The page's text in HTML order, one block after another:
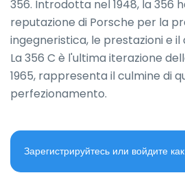
356. Introdotta nel 1948, la 356
reputazione di Porsche per la
ingegneristica, le prestazioni e il
La 356 C è l'ultima iterazione
1965, rappresenta il culmine di
perfezionamento.
Зарегистрируйтесь или войдите